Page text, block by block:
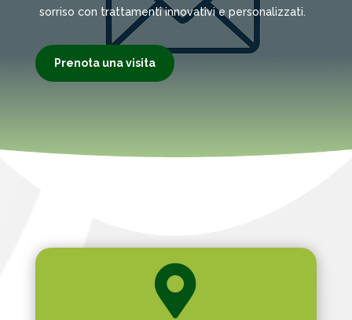
sorriso con trattamenti innovativi e personalizzati.
Prenota una visita
